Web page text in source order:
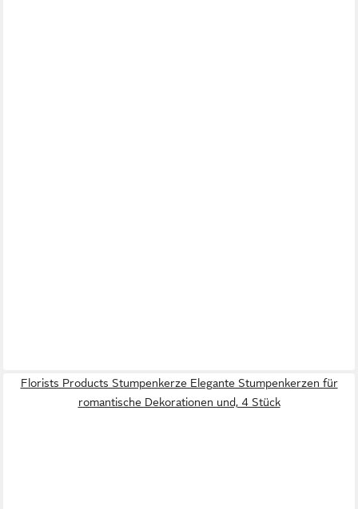
Florists Products Stumpenkerze Elegante Stumpenkerzen für
romantische Dekorationen und, 4 Stück